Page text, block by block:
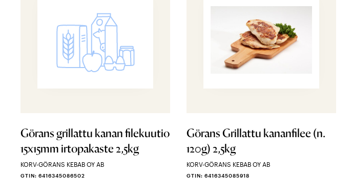
Görans grillattu kanan filekuutio
15x15mm irtopakaste 2,5kg
KORV-GÖRANS KEBAB OY AB
GTIN: 6416345086502
Görans Grillattu kananfilee (n.
120g) 2,5kg
KORV-GÖRANS KEBAB OY AB
GTIN: 6416345085918